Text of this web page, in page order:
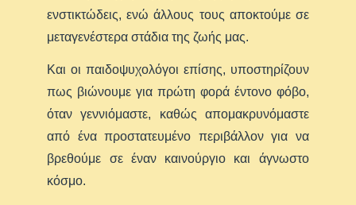
ενστικτώδεις, ενώ άλλους τους αποκτούμε σε
μεταγενέστερα στάδια της ζωής μας.
Και οι παιδοψυχολόγοι επίσης, υποστηρίζουν
πως βιώνουμε για πρώτη φορά έντονο φόβο,
όταν γεννιόμαστε, καθώς απομακρυνόμαστε
από ένα προστατευμένο περιβάλλον για να
βρεθούμε σε έναν καινούργιο και άγνωστο
κόσμο.